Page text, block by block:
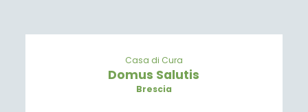
Casa di Cura
Domus Salutis
Brescia